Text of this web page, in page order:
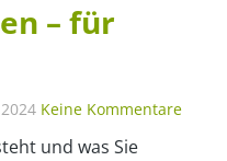
– für
Keine Kommentare
und was Sie